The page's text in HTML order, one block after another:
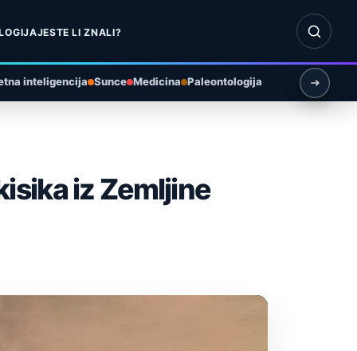
JESTE LI ZNALI?
Otvori
inteligencija Sunce Medicina Paleontologija
iz Zemljine